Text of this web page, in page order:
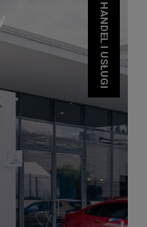
HANDEL I USŁUGI